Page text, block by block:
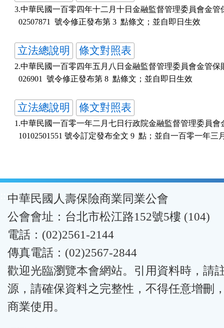
3.中華民國一百零四年十二月十日金融監督管理委員會金管
立法總說明 條文對照表
2.中華民國一百零四年五月八日金融監督管理委員會金管保
立法總說明 條文對照表
1.中華民國一百零一年二月七日行政院金融監督管理委員會
:::中華民國人壽保險商業同業公會
公會會址：台北市松江路152號5樓 (104)
電話：(02)2561-2144
傳真電話：(02)2567-2844
歡迎光臨瀏覽本會網站。引用資料時，請
源，請確保資料之完整性，不得任意增刪
商業使用。